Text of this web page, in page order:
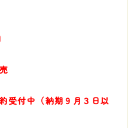
受付中（納期９月３日以